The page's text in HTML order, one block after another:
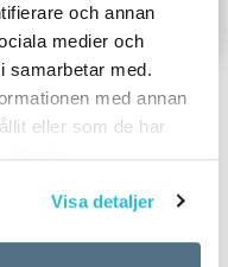
och annan
medier och
samarbetar med.
med annan
eller som de har
tjänster.
Visa detaljer